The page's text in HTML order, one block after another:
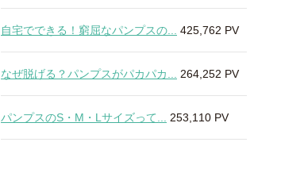
自宅でできる！窮屈なパンプスの... 425,762 PV
なぜ脱げる？パンプスがパカパカ... 264,252 PV
パンプスのS・M・Lサイズって... 253,110 PV